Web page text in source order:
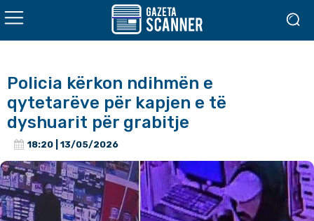
Policia kërkon ndihmën e
qytetarëve për kapjen e të
dyshuarit për grabitje
18:20 | 13/05/2026